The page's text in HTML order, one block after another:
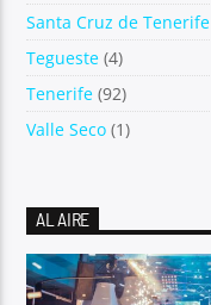
Santa Cruz de Tenerife
Tegueste (4)
Tenerife (92)
Valle Seco (1)
AL AIRE